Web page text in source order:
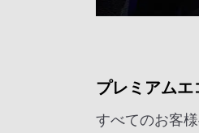
プレミアムエ
すべてのお客